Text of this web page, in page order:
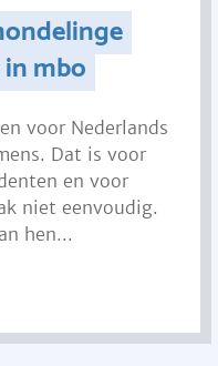
mbo
voor Nederlands
Dat is voor
en voor
niet eenvoudig.
hen...